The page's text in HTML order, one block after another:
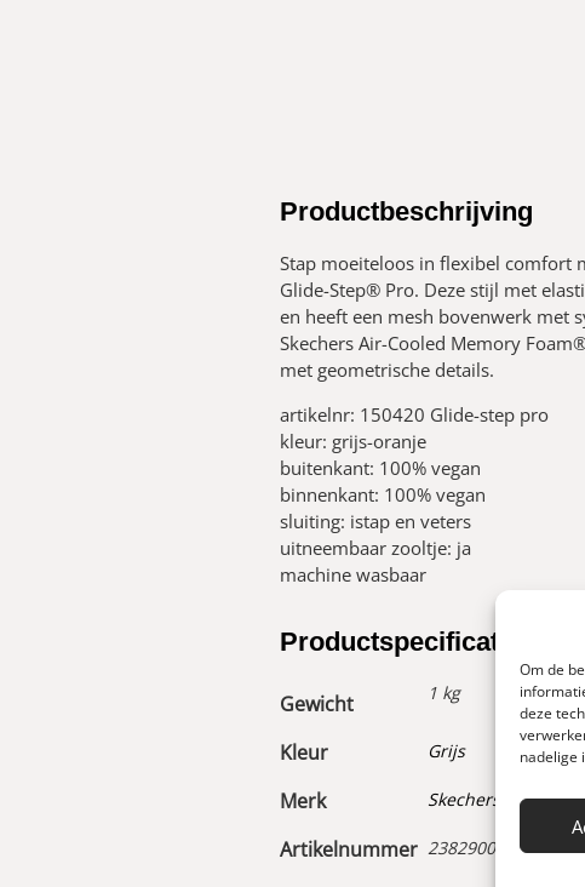
Om de
deze
nadelige
Productbeschrijving
Stap moeiteloos in flexibel comfort
Glide-Step® Pro. Deze stijl met
en heeft een mesh bovenwerk met
Skechers Air-Cooled Memory
met geometrische details.
artikelnr: 150420 Glide-step pro
kleur: grijs-oranje
buitenkant: 100% vegan
binnenkant: 100% vegan
sluiting: istap en veters
uitneembaar zooltje: ja
machine wasbaar
Productspecificaties
Gewicht 1 kg
Kleur Grijs
Merk Skechers
Artikelnummer 238290089000